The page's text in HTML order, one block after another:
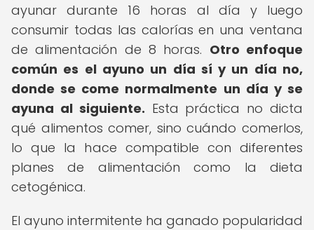
ayunar durante 16 horas al día y luego
consumir todas las calorías en una ventana
de alimentación de 8 horas. Otro enfoque
común es el ayuno un día sí y un día no,
donde se come normalmente un día y se
ayuna al siguiente. Esta práctica no dicta
qué alimentos comer, sino cuándo comerlos,
lo que la hace compatible con diferentes
planes de alimentación como la dieta
cetogénica.
El ayuno intermitente ha ganado popularidad